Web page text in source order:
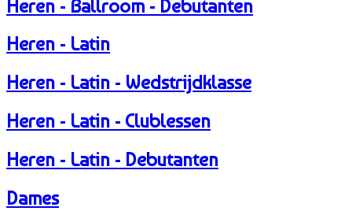
Heren - Ballroom - Debutanten
Heren - Latin
Heren - Latin - Wedstrijdklasse
Heren - Latin - Clublessen
Heren - Latin - Debutanten
Dames